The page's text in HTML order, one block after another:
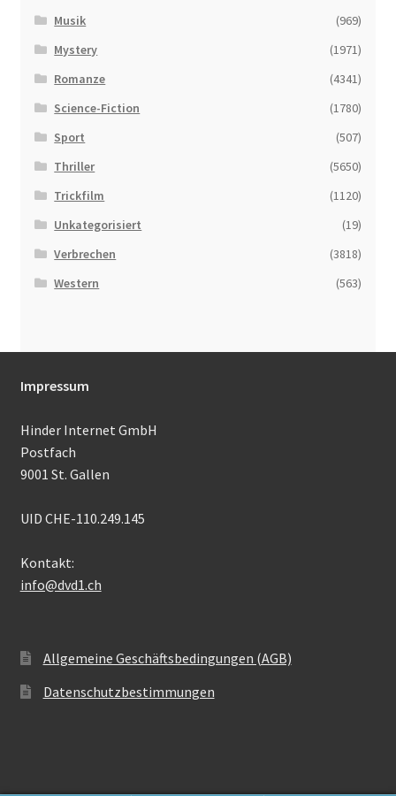
Musik
(969)
Mystery
(1971)
Romanze
(4341)
Science-Fiction
(1780)
Sport
(507)
Thriller
(5650)
Trickfilm
(1120)
Unkategorisiert
(19)
Verbrechen
(3818)
Western
(563)
Impressum
Hinder Internet GmbH
Postfach
9001 St. Gallen
UID CHE-110.249.145
Kontakt:
info@dvd1.ch
Allgemeine Geschäftsbedingungen (AGB)
Datenschutzbestimmungen